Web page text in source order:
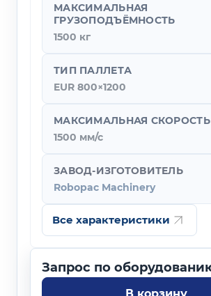
МАКСИМАЛЬНАЯ
ГРУЗОПОДЪЁМНОСТЬ
1500 кг
ТИП ПАЛЛЕТА
EUR 800×1200
МАКСИМАЛЬНАЯ СКОРОСТЬ
1500 мм/с
ЗАВОД-ИЗГОТОВИТЕЛЬ
Robopac Machinery
Все характеристики